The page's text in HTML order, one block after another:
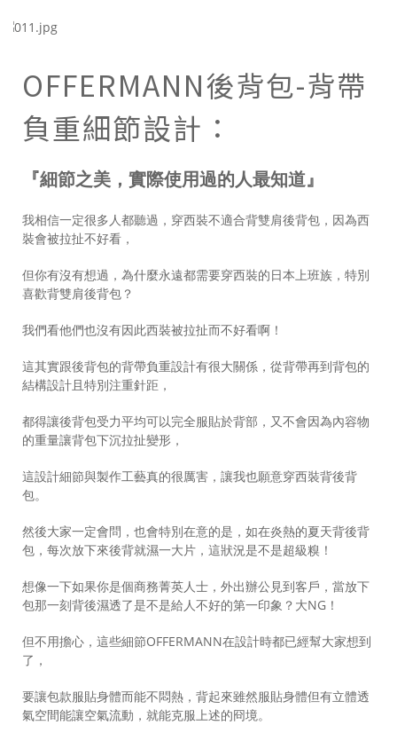
OFFERMANN後背包-背帶
負重細節設計：
『細節之美，實際使用過的人最知道』
我相信一定很多人都聽過，穿西裝不適合背雙肩後背包，因為西
裝會被拉扯不好看，
但你有沒有想過，為什麼永遠都需要穿西裝的日本上班族，特別
喜歡背雙肩後背包？
我們看他們也沒有因此西裝被拉扯而不好看啊！
這其實跟後背包的背帶負重設計有很大關係，從背帶再到背包的
結構設計且特別注重針距，
都得讓後背包受力平均可以完全服貼於背部，又不會因為內容物
的重量讓背包下沉拉扯變形，
這設計細節與製作工藝真的很厲害，讓我也願意穿西裝背後背
包。
然後大家一定會問，也會特別在意的是，如在炎熱的夏天背後背
包，每次放下來後背就濕一大片，這狀況是不是超級糗！
想像一下如果你是個商務菁英人士，外出辦公見到客戶，當放下
包那一刻背後濕透了是不是給人不好的第一印象？大NG！
但不用擔心，這些細節OFFERMANN在設計時都已經幫大家想到
了，
要讓包款服貼身體而能不悶熱，背起來雖然服貼身體但有立體透
氣空間能讓空氣流動，就能克服上述的冏境。